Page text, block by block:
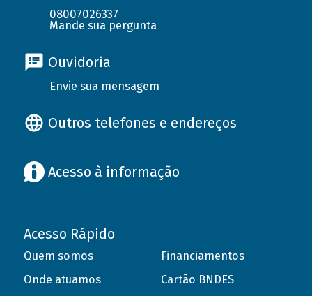
08007026337
Mande sua pergunta
Ouvidoria
Envie sua mensagem
Outros telefones e endereços
Acesso à informação
Acesso Rápido
Quem somos
Onde atuamos
Financiamentos
Cartão BNDES